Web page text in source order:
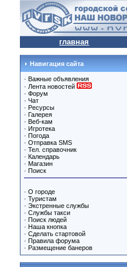
главная
Навигация сайта
· Важные объявления
· Лента новостей
· Форум
· Чат
· Ресурсы
· Галерея
· Веб-кам
· Игротека
· Погода
· Отправка SMS
· Тел. справочник
· Календарь
· Магазин
· Поиск
· О городе
· Туристам
· Экстренные службы
· Службы такси
· Поиск людей
· Наша кнопка
· Сделать стартовой
· Правила форума
· Размещение банеров